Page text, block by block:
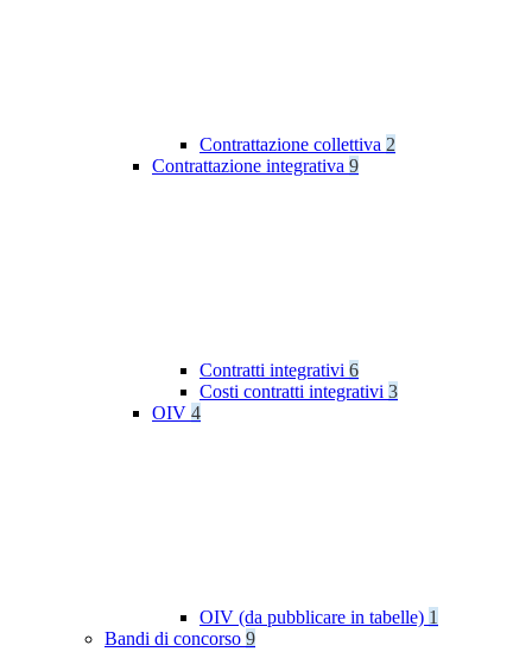
Contrattazione collettiva 2
Contrattazione integrativa 9
Contratti integrativi 6
Costi contratti integrativi 3
OIV 4
OIV (da pubblicare in tabelle) 1
Bandi di concorso 9